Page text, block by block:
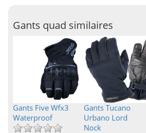
Gants quad similaires
Gants Five Wfx3
Waterproof
Gants Tucano
Urbano Lord
Nock